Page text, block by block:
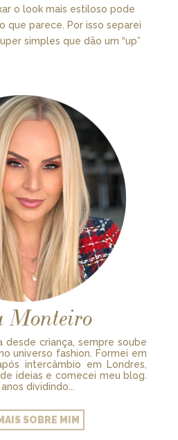
o look mais estiloso pode
que parece. Por isso separei
simples que dão um “up”
Monteiro
desde criança, sempre soube
universo fashion. Formei em
intercâmbio em Londres,
ideias e comecei meu blog.
dividindo...
SOBRE MIM